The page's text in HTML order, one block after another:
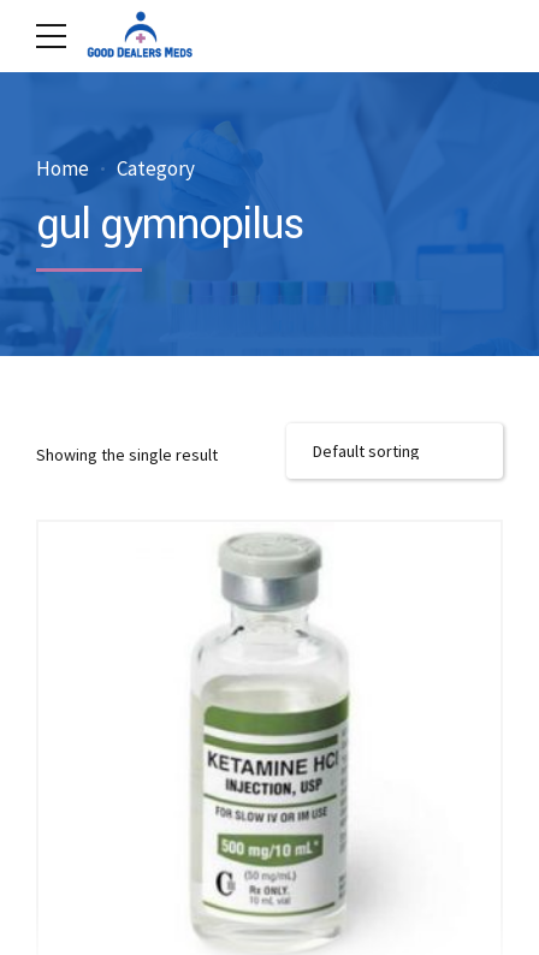
Home Category
gul gymnopilus
Showing the single result